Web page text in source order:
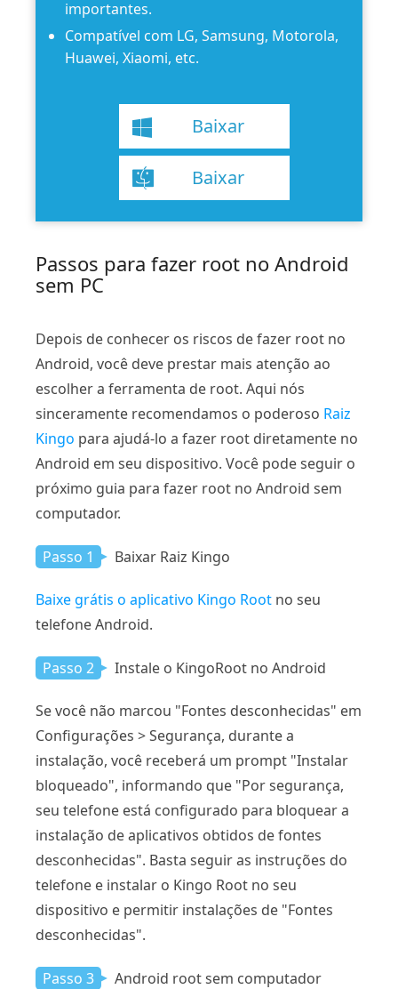
importantes.
Compatível com LG, Samsung, Motorola,
Huawei, Xiaomi, etc.
Baixar
Baixar
Passos para fazer root no Android
sem PC
Depois de conhecer os riscos de fazer root no
Android, você deve prestar mais atenção ao
escolher a ferramenta de root. Aqui nós
sinceramente recomendamos o poderoso Raiz
Kingo para ajudá-lo a fazer root diretamente no
Android em seu dispositivo. Você pode seguir o
próximo guia para fazer root no Android sem
computador.
Passo 1 Baixar Raiz Kingo
Baixe grátis o aplicativo Kingo Root no seu
telefone Android.
Passo 2 Instale o KingoRoot no Android
Se você não marcou "Fontes desconhecidas" em
Configurações > Segurança, durante a
instalação, você receberá um prompt "Instalar
bloqueado", informando que "Por segurança,
seu telefone está configurado para bloquear a
instalação de aplicativos obtidos de fontes
desconhecidas". Basta seguir as instruções do
telefone e instalar o Kingo Root no seu
dispositivo e permitir instalações de "Fontes
desconhecidas".
Passo 3 Android root sem computador